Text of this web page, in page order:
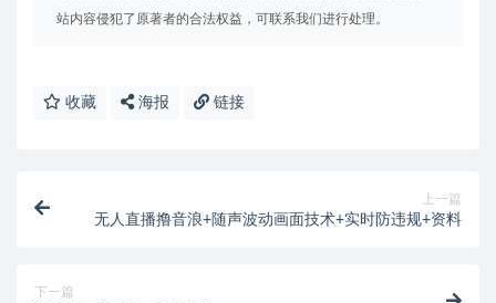
站内容侵犯了原著者的合法权益，可联系我们进行处理。
收藏 海报 链接
上一篇
无人直播撸音浪+随声波动画面技术+实时防违规+资料
下一篇